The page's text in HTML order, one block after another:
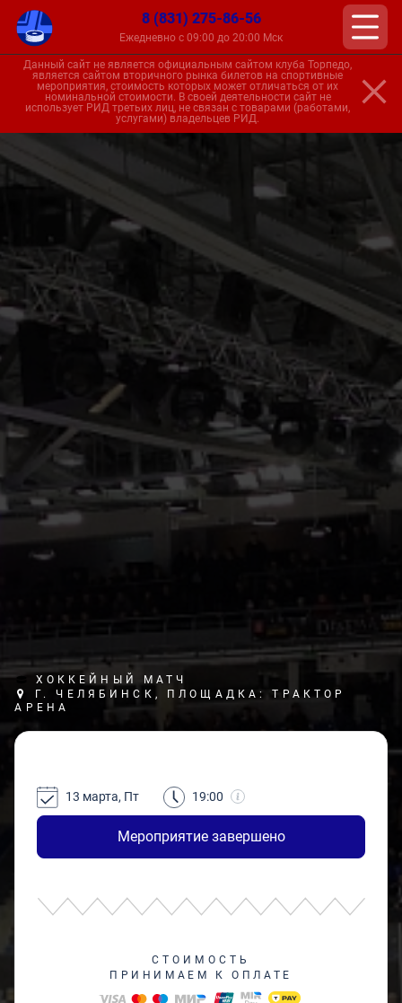
8 (831) 275-86-56
Ежедневно с 09:00 до 20:00 Мск
Данный сайт не является официальным сайтом клуба Торпедо,
является сайтом вторичного рынка билетов на спортивные
мероприятия, стоимость которых может отличаться от их
номинальной стоимости. В своей деятельности сайт не
использует РИД третьих лиц, не связан с товарами (работами,
услугами) владельцев РИД.
ХОККЕЙНЫЙ МАТЧ
Г. ЧЕЛЯБИНСК, ПЛОЩАДКА: ТРАКТОР
АРЕНА
Мероприятие завершено
13 марта, Пт 19:00
СТОИМОСТЬ
ПРИНИМАЕМ К ОПЛАТЕ